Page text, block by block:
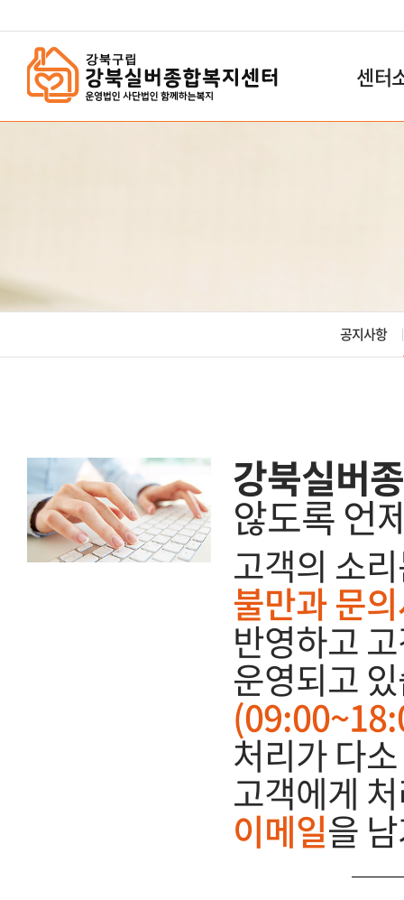
센터
공지사항
강북실버
않도록 언
고객의 소
불만과 문
반영하고
운영되고
처리가 다
고객에게
이메일을